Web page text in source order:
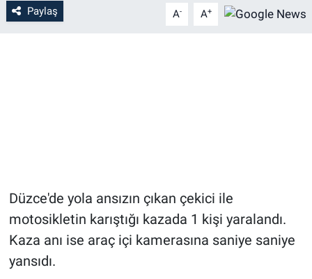
Paylaş A- A+
Düzce'de yola ansızın çıkan çekici ile
motosikletin karıştığı kazada 1 kişi yaralandı.
Kaza anı ise araç içi kamerasına saniye saniye
yansıdı.